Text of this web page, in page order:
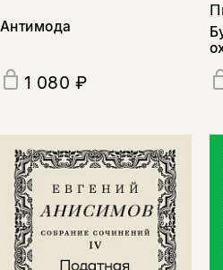
Антимода
1 080 ₽